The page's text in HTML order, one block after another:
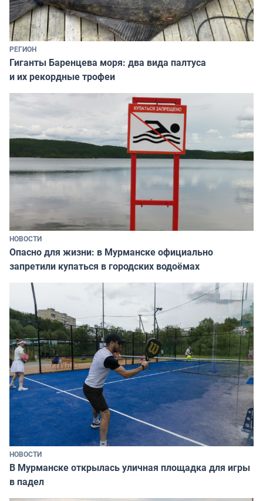
РЕГИОН
Гиганты Баренцева моря: два вида палтуса
и их рекордные трофеи
НОВОСТИ
Опасно для жизни: в Мурманске официально
запретили купаться в городских водоёмах
НОВОСТИ
В Мурманске открылась уличная площадка для игры
в падел